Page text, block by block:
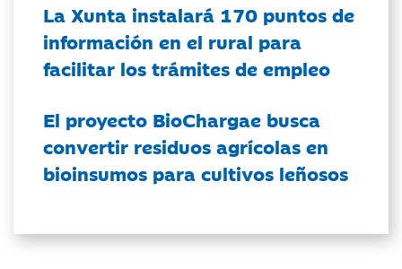
La Xunta instalará 170 puntos de
información en el rural para
facilitar los trámites de empleo
El proyecto BioChargae busca
convertir residuos agrícolas en
bioinsumos para cultivos leñosos